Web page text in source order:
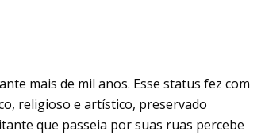
mais de mil anos. Esse status fez com
religioso e artístico, preservado
que passeia por suas ruas percebe